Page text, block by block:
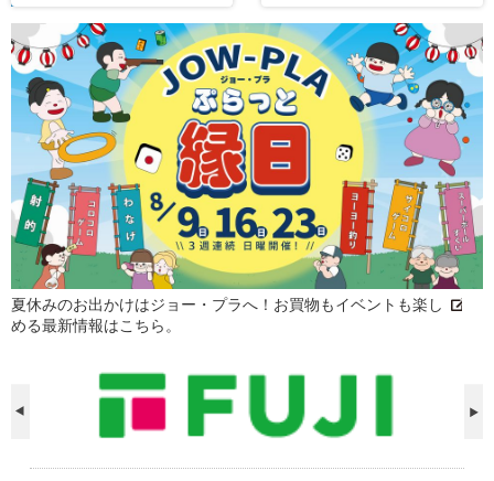
夏休みのお出かけはジョー・プラへ！お買物もイベントも楽し
める最新情報はこちら。